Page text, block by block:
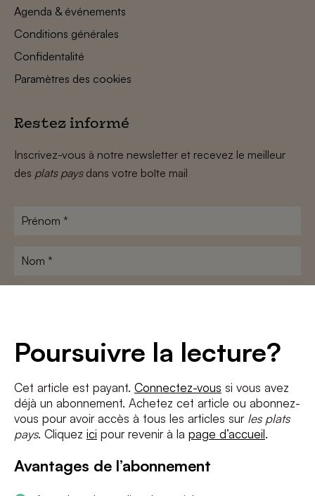
Poursuivre la lecture?
Cet article est payant. Connectez-vous si vous avez
déjà un abonnement. Achetez cet article ou abonnez-
vous pour avoir accès à tous les articles sur les plats
pays. Cliquez ici pour revenir à la page d’accueil.
Avantages de l’abonnement
Agenda & événements
Conditions générales
Confidentalité
Paramètres des cookies
Restez informé
Inscrivez-vous à notre newsletter et recevez le meilleur
des plats paysdans votre boîte mail
Prénom
Nom
J'accepte les termes et conditions etla politique de confidentialité
S'INSCRIRE